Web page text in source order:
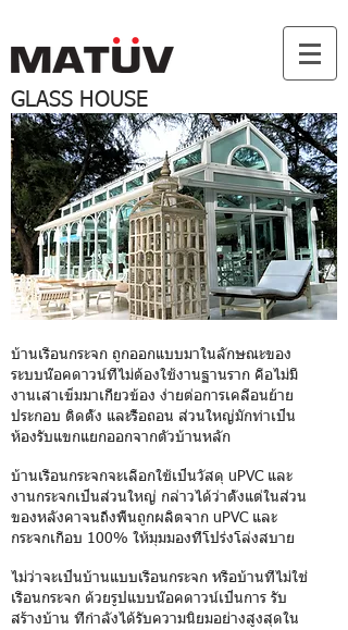
GLASS HOUSE
บ้านเรือนกระจก ถูกออกแบบมาในลักษณะของ
ระบบน๊อคดาวน์ที่ไม่ต้องใช้งานฐานราก คือไม่มี
งานเสาเข็มมาเกี่ยวข้อง ง่ายต่อการเคลื่อนย้าย
ประกอบ ติดตั้ง และรื้อถอน ส่วนใหญ่มักทำเป็น
ห้องรับแขกแยกออกจากตัวบ้านหลัก
บ้านเรือนกระจกจะเลือกใช้เป็นวัสดุ uPVC และ
งานกระจกเป็นส่วนใหญ่ กล่าวได้ว่าตั้งแต่ในส่วน
ของหลังคาจนถึงพื้นถูกผลิตจาก uPVC และ
กระจกเกือบ 100% ให้มุมมองที่โปร่งโล่งสบาย
ไม่ว่าจะเป็นบ้านแบบเรือนกระจก หรือบ้านที่ไม่ใช่
เรือนกระจก ด้วยรูปแบบน๊อคดาวน์เป็นการ รับ
สร้างบ้าน ที่กำลังได้รับความนิยมอย่างสูงสุดใน